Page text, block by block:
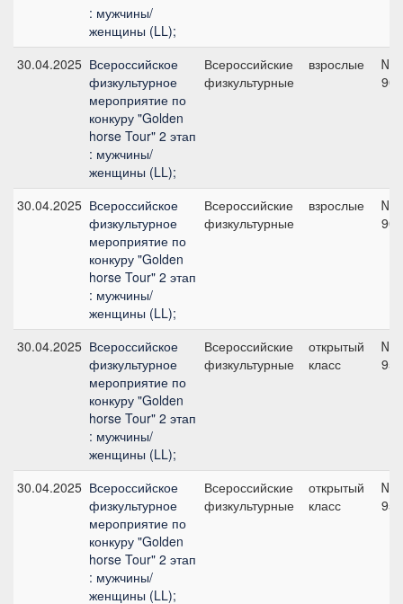
: мужчины/
женщины (LL);
30.04.2025 Всероссийское
физкультурное
мероприятие по
конкуру "Golden
horse Tour" 2 этап
: мужчины/
женщины (LL);
Всероссийские
физкультурные
взрослые
90
30.04.2025 Всероссийское
физкультурное
мероприятие по
конкуру "Golden
horse Tour" 2 этап
: мужчины/
женщины (LL);
Всероссийские
физкультурные
взрослые
90
30.04.2025 Всероссийское
физкультурное
мероприятие по
конкуру "Golden
horse Tour" 2 этап
: мужчины/
женщины (LL);
Всероссийские
физкультурные
открытый
класс
95
30.04.2025 Всероссийское
физкультурное
мероприятие по
конкуру "Golden
horse Tour" 2 этап
: мужчины/
женщины (LL);
Всероссийские
физкультурные
открытый
класс
95